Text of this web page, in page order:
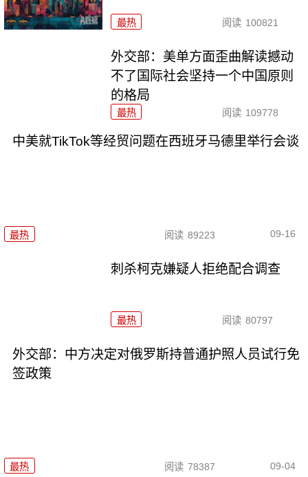
最热 阅读 100821
外交部：美单方面歪曲解读撼动
不了国际社会坚持一个中国原则
的格局
最热 阅读 109778
中美就TikTok等经贸问题在西班牙马德里举行会谈
最热 阅读 89223 09-16
刺杀柯克嫌疑人拒绝配合调查
最热 阅读 80797
外交部：中方决定对俄罗斯持普通护照人员试行免
签政策
最热 阅读 78387 09-04